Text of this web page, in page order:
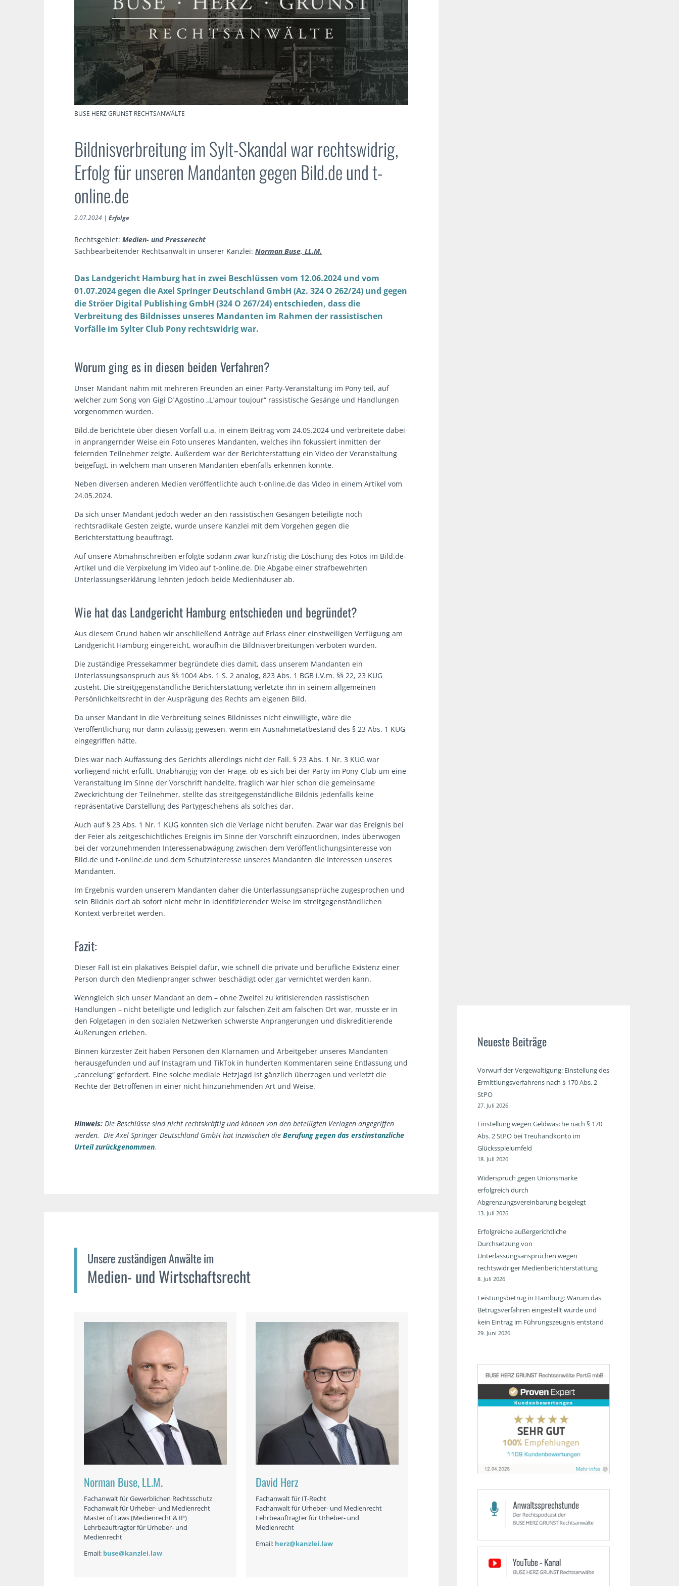
BUSE HERZ GRUNST RECHTSANWÄLTE
Bildnisverbreitung im Sylt-Skandal war rechtswidrig,
Erfolg für unseren Mandanten gegen Bild.de und t-
online.de
2.07.2024 |Erfolge
Rechtsgebiet:Medien- und Presserecht
Sachbearbeitender Rechtsanwalt in unserer Kanzlei:Norman Buse, LL.M.
Das Landgericht Hamburg hat in zwei Beschlüssen vom 12.06.2024 und vom
01.07.2024 gegen die Axel Springer Deutschland GmbH (Az. 324 O 262/24) und gegen
die Ströer Digital Publishing GmbH (324 O 267/24) entschieden, dass die
Verbreitung des Bildnisses unseres Mandanten im Rahmen der rassistischen
Vorfälle im Sylter Club Pony rechtswidrig war.
Worum ging es in diesen beiden Verfahren?
Unser Mandant nahm mit mehreren Freunden an einer Party-Veranstaltung im Pony teil, auf
welcher zum Song von Gigi D´Agostino „L´amour toujour“ rassistische Gesänge und Handlungen
vorgenommen wurden.
Bild.de berichtete über diesen Vorfall u.a. in einem Beitrag vom 24.05.2024 und verbreitete dabei
in anprangernder Weise ein Foto unseres Mandanten, welches ihn fokussiert inmitten der
feiernden Teilnehmer zeigte. Außerdem war der Berichterstattung ein Video der Veranstaltung
beigefügt, in welchem man unseren Mandanten ebenfalls erkennen konnte.
Neben diversen anderen Medien veröffentlichte auch t-online.de das Video in einem Artikel vom
24.05.2024.
Da sich unser Mandant jedoch weder an den rassistischen Gesängen beteiligte noch
rechtsradikale Gesten zeigte, wurde unsere Kanzlei mit dem Vorgehen gegen die
Berichterstattung beauftragt.
Auf unsere Abmahnschreiben erfolgte sodann zwar kurzfristig die Löschung des Fotos im Bild.de-
Artikel und die Verpixelung im Video auf t-online.de. Die Abgabe einer strafbewehrten
Unterlassungserklärung lehnten jedoch beide Medienhäuser ab.
Wie hat das Landgericht Hamburg entschieden und begründet?
Aus diesem Grund haben wir anschließend Anträge auf Erlass einer einstweiligen Verfügung am
Landgericht Hamburg eingereicht, woraufhin die Bildnisverbreitungen verboten wurden.
Die zuständige Pressekammer begründete dies damit, dass unserem Mandanten ein
Unterlassungsanspruch aus §§ 1004 Abs. 1 S. 2 analog, 823 Abs. 1 BGB i.V.m. §§ 22, 23 KUG
zusteht. Die streitgegenständliche Berichterstattung verletzte ihn in seinem allgemeinen
Persönlichkeitsrecht in der Ausprägung des Rechts am eigenen Bild.
Da unser Mandant in die Verbreitung seines Bildnisses nicht einwilligte, wäre die
Veröffentlichung nur dann zulässig gewesen, wenn ein Ausnahmetatbestand des § 23 Abs. 1 KUG
eingegriffen hätte.
Dies war nach Auffassung des Gerichts allerdings nicht der Fall. § 23 Abs. 1 Nr. 3 KUG war
vorliegend nicht erfüllt. Unabhängig von der Frage, ob es sich bei der Party im Pony-Club um eine
Veranstaltung im Sinne der Vorschrift handelte, fraglich war hier schon die gemeinsame
Zweckrichtung der Teilnehmer, stellte das streitgegenständliche Bildnis jedenfalls keine
repräsentative Darstellung des Partygeschehens als solches dar.
Auch auf § 23 Abs. 1 Nr. 1 KUG konnten sich die Verlage nicht berufen. Zwar war das Ereignis bei
der Feier als zeitgeschichtliches Ereignis im Sinne der Vorschrift einzuordnen, indes überwogen
bei der vorzunehmenden Interessenabwägung zwischen dem Veröffentlichungsinteresse von
Bild.de und t-online.de und dem Schutzinteresse unseres Mandanten die Interessen unseres
Mandanten.
Im Ergebnis wurden unserem Mandanten daher die Unterlassungsansprüche zugesprochen und
sein Bildnis darf ab sofort nicht mehr in identifizierender Weise im streitgegenständlichen
Kontext verbreitet werden.
Fazit:
Dieser Fall ist ein plakatives Beispiel dafür, wie schnell die private und berufliche Existenz einer
Person durch den Medienpranger schwer beschädigt oder gar vernichtet werden kann.
Wenngleich sich unser Mandant an dem – ohne Zweifel zu kritisierenden rassistischen
Handlungen – nicht beteiligte und lediglich zur falschen Zeit am falschen Ort war, musste er in
den Folgetagen in den sozialen Netzwerken schwerste Anprangerungen und diskreditierende
Äußerungen erleben.
Binnen kürzester Zeit haben Personen den Klarnamen und Arbeitgeber unseres Mandanten
herausgefunden und auf Instagram und TikTok in hunderten Kommentaren seine Entlassung und
„cancelung“ gefordert. Eine solche mediale Hetzjagd ist gänzlich überzogen und verletzt die
Rechte der Betroffenen in einer nicht hinzunehmenden Art und Weise.
Hinweis:Die Beschlüsse sind nicht rechtskräftig und können von den beteiligten Verlagen angegriffen
werden. Die Axel Springer Deutschland GmbH hat inzwischen dieBerufung gegen das erstinstanzliche
Urteil zurückgenommen.
Unsere zuständigen Anwälte im
Medien- und Wirtschaftsrecht
Norman Buse, LL.M.
Fachanwalt für Gewerblichen Rechtsschutz
Fachanwalt für Urheber- und Medienrecht
Master of Laws (Medienrecht & IP)
Lehrbeauftragter für Urheber- und
Medienrecht
Email: buse@kanzlei.law
David Herz
Fachanwalt für IT-Recht
Fachanwalt für Urheber- und Medienrecht
Lehrbeauftragter für Urheber- und
Medienrecht
Email: herz@kanzlei.law
Neueste Beiträge
Vorwurf der Vergewaltigung: Einstellung des
Ermittlungsverfahrens nach § 170 Abs. 2
StPO
27. Juli 2026
Einstellung wegen Geldwäsche nach § 170
Abs. 2 StPO bei Treuhandkonto im
Glücksspielumfeld
18. Juli 2026
Widerspruch gegen Unionsmarke
erfolgreich durch
Abgrenzungsvereinbarung beigelegt
13. Juli 2026
Erfolgreiche außergerichtliche
Durchsetzung von
Unterlassungsansprüchen wegen
rechtswidriger Medienberichterstattung
8. Juli 2026
Leistungsbetrug in Hamburg: Warum das
Betrugsverfahren eingestellt wurde und
kein Eintrag im Führungszeugnis entstand
29. Juni 2026